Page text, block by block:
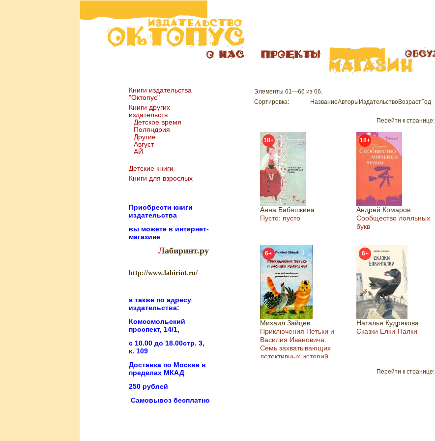
Книги издательства
"Октопус"
Книги других
издательств
Детское время
Поляндрия
Другие
Август
АЙ
Детские книги
Книги для взрослых
Приобрести книги
издательства
вы можете в интернет-
магазине
Лабиринт.ру
http://www.labirint.ru/
а также по адресу
издательства:
Комсомольский
проспект, 14/1,
с 10.00 до 18.00стр. 3,
к. 109
Доставка по Москве в
пределах МКАД
250 рублей
Самовывоз бесплатно
Элементы 61—66 из 66.
Сортировка:
НазваниеАвторы ИздательствоВозрастГод
Перейти к странице:
18+
Анна Бабяшкина
Пусто: пусто
18+
Андрей Комаров
Сообщество лояльных
букв
6+
Михаил Зайцев
Приключения Петьки и
Василия Ивановича.
Семь захватывающих
детективных историй.
6+
Наталья Кудрякова
Сказки Елки-Палки
Перейти к странице: